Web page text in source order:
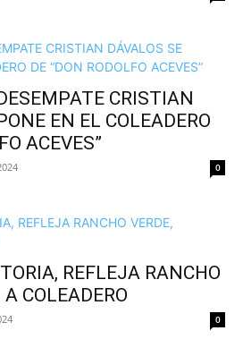
CRISTIAN
EN EL COLEADERO
ACEVES”
0
REFLEJA RANCHO
COLEADERO
0